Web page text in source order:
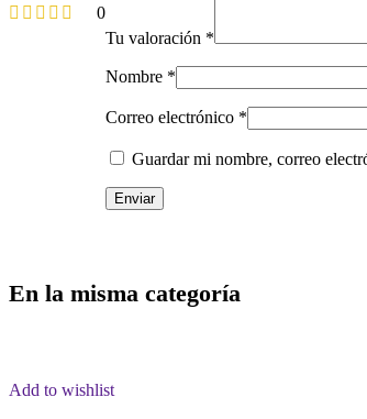
0
Tu valoración *
Nombre *
Correo electrónico *
Guardar mi nombre, correo
En la misma categoría
Add to wishlist